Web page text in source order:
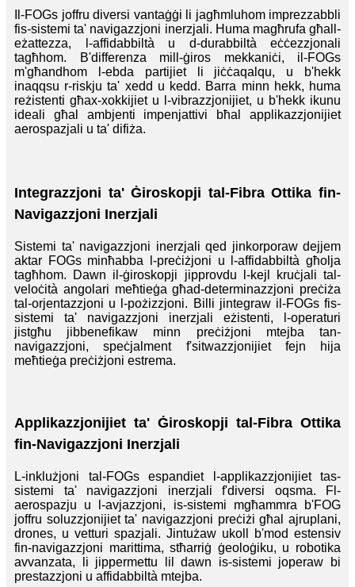
Il-FOGs joffru diversi vantaġġi li jagħmluhom imprezzabbli
fis-sistemi ta' navigazzjoni inerzjali. Huma magħrufa għall-
eżattezza, l-affidabbiltà u d-durabbiltà eċċezzjonali
tagħhom. B'differenza mill-ġiros mekkaniċi, il-FOGs
m'għandhom l-ebda partijiet li jiċċaqalqu, u b'hekk
inaqqsu r-riskju ta' xedd u kedd. Barra minn hekk, huma
reżistenti għax-xokkijiet u l-vibrazzjonijiet, u b'hekk ikunu
ideali għal ambjenti impenjattivi bħal applikazzjonijiet
aerospazjali u ta' difiża.
Integrazzjoni ta' Ġiroskopji tal-Fibra Ottika fin-
Navigazzjoni Inerzjali
Sistemi ta' navigazzjoni inerzjali qed jinkorporaw dejjem
aktar FOGs minħabba l-preċiżjoni u l-affidabbiltà għolja
tagħhom. Dawn il-ġiroskopji jipprovdu l-kejl kruċjali tal-
veloċità angolari meħtieġa għad-determinazzjoni preċiża
tal-orjentazzjoni u l-pożizzjoni. Billi jintegraw il-FOGs fis-
sistemi ta' navigazzjoni inerzjali eżistenti, l-operaturi
jistgħu jibbenefikaw minn preċiżjoni mtejba tan-
navigazzjoni, speċjalment f'sitwazzjonijiet fejn hija
meħtieġa preċiżjoni estrema.
Applikazzjonijiet ta' Ġiroskopji tal-Fibra Ottika
fin-Navigazzjoni Inerzjali
L-inklużjoni tal-FOGs espandiet l-applikazzjonijiet tas-
sistemi ta' navigazzjoni inerzjali f'diversi oqsma. Fl-
aerospazju u l-avjazzjoni, is-sistemi mgħammra b'FOG
joffru soluzzjonijiet ta' navigazzjoni preċiżi għal ajruplani,
drones, u vetturi spazjali. Jintużaw ukoll b'mod estensiv
fin-navigazzjoni marittima, stħarriġ ġeoloġiku, u robotika
avvanzata, li jippermettu lil dawn is-sistemi joperaw bi
prestazzjoni u affidabbiltà mtejba.